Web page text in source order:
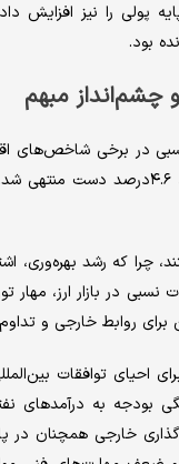
پولی را نیز افزایش
بود.
چشم‌انداز مبهم
حدود ۳.۵درصد رسید و در سال
چرا که رشد
در بازار ارز، مهار
برای روابط خارجی و
برای احیای
بودجه به درآمدهای
و سرمایه‌گذاری خارجی